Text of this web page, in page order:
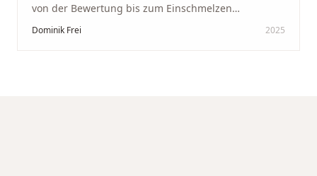
von der Bewertung bis zum Einschmelzen
transparent und angenehm gestaltet. Diskreter,
Dominik Frei 2025